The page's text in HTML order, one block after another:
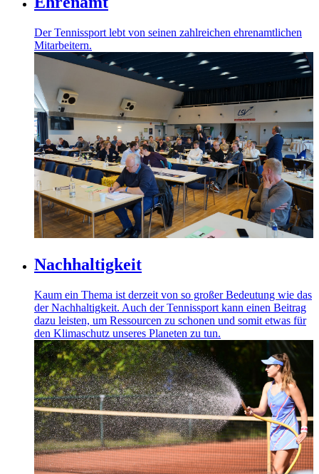
Der Tennissport lebt von seinen zahlreichen ehrenamtlichen
Mitarbeitern.
Nachhaltigkeit
Kaum ein Thema ist derzeit von so großer Bedeutung wie das
der Nachhaltigkeit. Auch der Tennissport kann einen Beitrag
dazu leisten, um Ressourcen zu schonen und somit etwas für
den Klimaschutz unseres Planeten zu tun.